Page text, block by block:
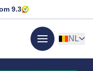
9.3
menu
NL